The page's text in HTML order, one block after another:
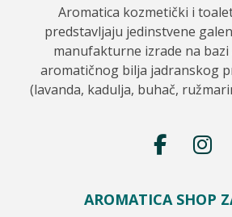
Aromatica kozmetički i
predstavljaju jedinstvene
manufakturne izrade na
aromatičnog bilja jadranskog
(lavanda, kadulja, buhač,
AROMATICA SHOP